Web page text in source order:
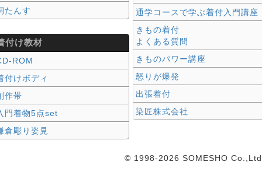
たんす
付け教材
ROM
付けボディ
作帯
門着物5点set
倉彫り姿見
通学コースで学ぶ着付入門講座
きもの着付
よくある質問
きものパワー講座
怒りが爆発
出張着付
染匠株式会社
© 1998-2026 SOMESHO Co.,Ltd